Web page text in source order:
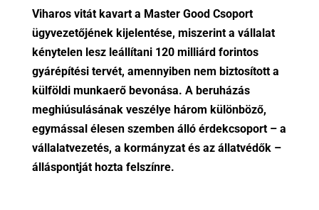
Viharos vitát kavart a Master Good Csoport
ügyvezetőjének kijelentése, miszerint a vállalat
kénytelen lesz leállítani 120 milliárd forintos
gyárépítési tervét, amennyiben nem biztosított a
külföldi munkaerő bevonása. A beruházás
meghiúsulásának veszélye három különböző,
egymással élesen szemben álló érdekcsoport – a
vállalatvezetés, a kormányzat és az állatvédők –
álláspontját hozta felszínre.